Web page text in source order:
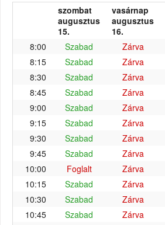
szombat
augusztus
15.
vasárnap
augusztus
16.
8:00
Szabad Zárva
8:15
Szabad Zárva
8:30
Szabad Zárva
8:45
Szabad Zárva
9:00
Szabad Zárva
9:15
Szabad Zárva
9:30
Szabad Zárva
9:45
Szabad Zárva
10:00
Foglalt Zárva
10:15
Szabad Zárva
10:30
Szabad Zárva
10:45
Szabad Zárva